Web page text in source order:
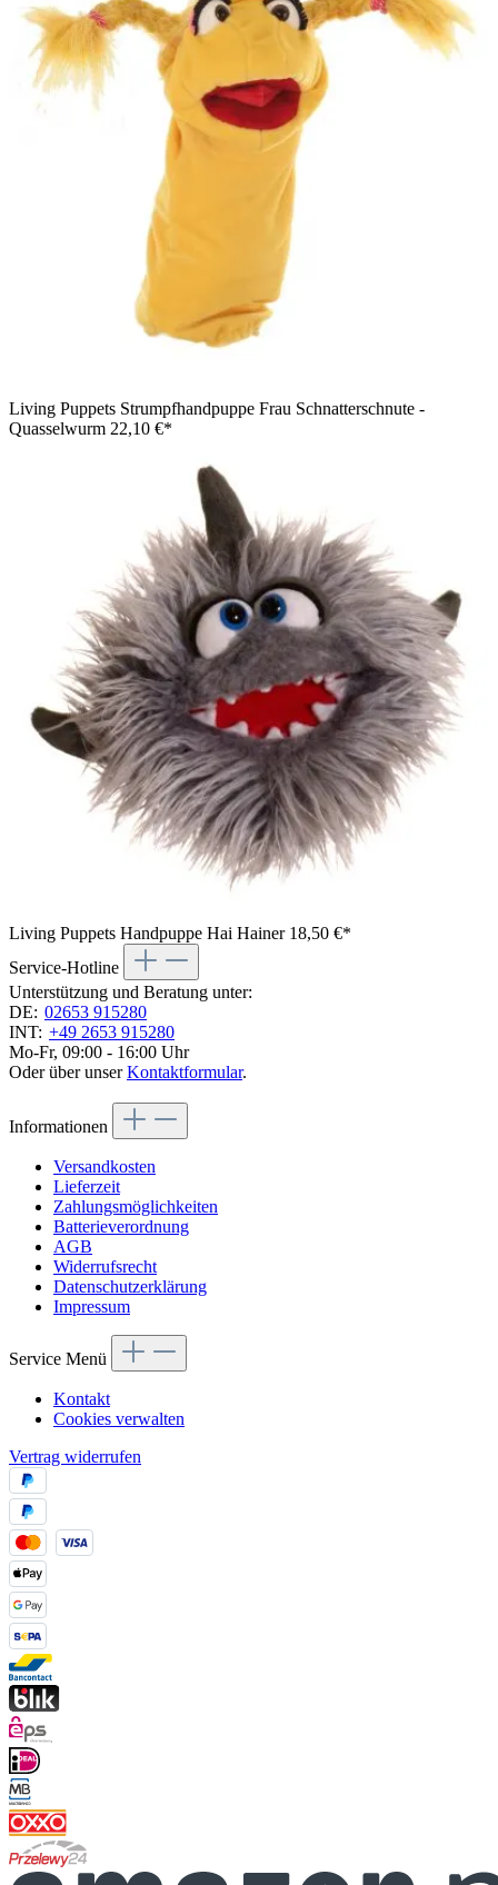
Living Puppets Strumpfhandpuppe Frau Schnatterschnute -
Quasselwurm 22,10 €*
Living Puppets Handpuppe Hai Hainer 18,50 €*
Service-Hotline
Unterstützung und Beratung unter:
DE: 02653 915280
INT: +49 2653 915280
Mo-Fr, 09:00 - 16:00 Uhr
Oder über unserKontaktformular.
Informationen
Versandkosten
Lieferzeit
Zahlungsmöglichkeiten
Batterieverordnung
AGB
Widerrufsrecht
Datenschutzerklärung
Impressum
Service Menü
Kontakt
Cookies verwalten
Vertrag widerrufen